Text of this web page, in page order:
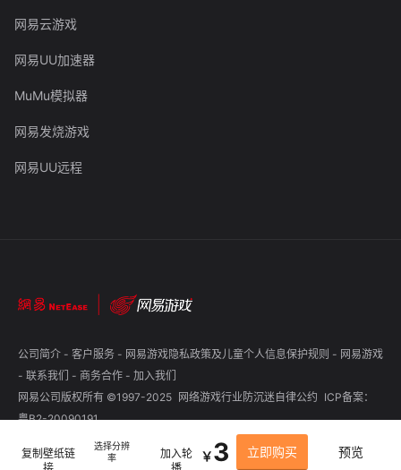
复制壁纸链
接
选择分辨
率
加入轮
播
￥3 立即购买 预览
网易云游戏
网易UU加速器
MuMu模拟器
网易发烧游戏
网易UU远程
公司简介 - 客户服务 - 网易游戏隐私政策及儿童个人信息保护规则 - 网易游戏
- 联系我们 - 商务合作 - 加入我们
网易公司版权所有 ©1997-2025 网络游戏行业防沉迷自律公约 ICP备案：
粤B2-20090191